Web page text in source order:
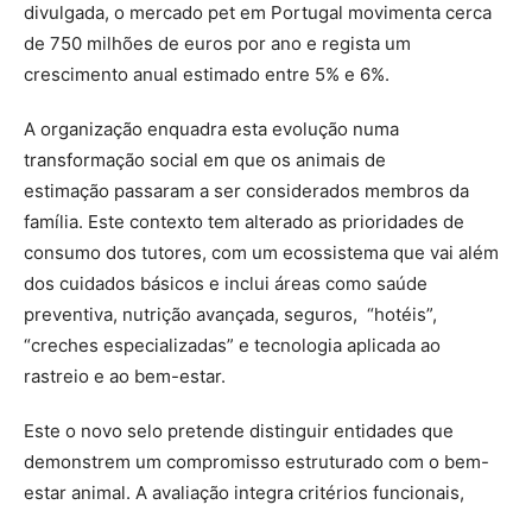
divulgada, o mercado pet em Portugal movimenta cerca
de 750 milhões de euros por ano e regista um
crescimento anual estimado entre 5% e 6%.
A organização enquadra esta evolução numa
transformação social em que os animais de
estimação passaram a ser considerados membros da
família. Este contexto tem alterado as prioridades de
consumo dos tutores, com um ecossistema que vai além
dos cuidados básicos e inclui áreas como saúde
preventiva, nutrição avançada, seguros, “hotéis”,
“creches especializadas” e tecnologia aplicada ao
rastreio e ao bem-estar.
Este o novo selo pretende distinguir entidades que
demonstrem um compromisso estruturado com o bem-
estar animal. A avaliação integra critérios funcionais,